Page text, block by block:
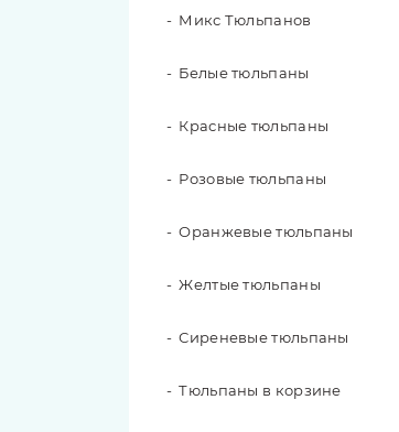
35 роз
31 роза
29 роз
25 роз
21 роза
19 роз
Микс Тюльпанов
Белые тюльпаны
Красные тюльпаны
Розовые тюльпаны
Оранжевые тюльпаны
Желтые тюльпаны
Сиреневые тюльпаны
Тюльпаны в корзине